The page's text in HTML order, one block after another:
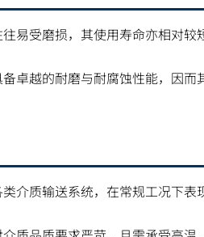
易受磨损，其使用寿命亦相对较
卓越的耐磨与耐腐蚀性能，因而
介质输送系统，在常规工况下表